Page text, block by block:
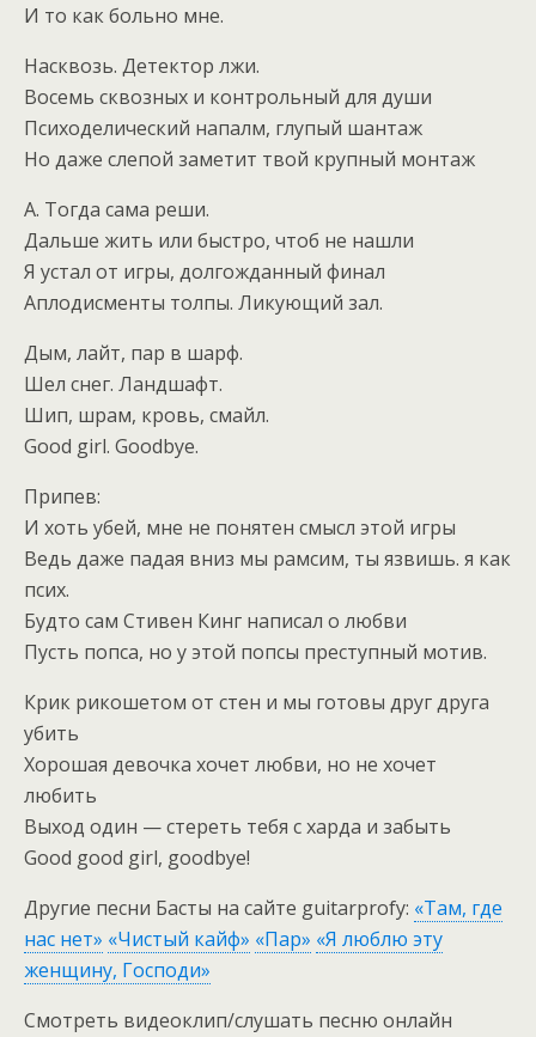
И то как больно мне.
Насквозь. Детектор лжи.
Восемь сквозных и контрольный для души
Психоделический напалм, глупый шантаж
Но даже слепой заметит твой крупный монтаж
А. Тогда сама реши.
Дальше жить или быстро, чтоб не нашли
Я устал от игры, долгожданный финал
Аплодисменты толпы. Ликующий зал.
Дым, лайт, пар в шарф.
Шел снег. Ландшафт.
Шип, шрам, кровь, смайл.
Good girl. Goodbye.
Припев:
И хоть убей, мне не понятен смысл этой игры
Ведь даже падая вниз мы рамсим, ты язвишь. я как
псих.
Будто сам Стивен Кинг написал о любви
Пусть попса, но у этой попсы преступный мотив.
Крик рикошетом от стен и мы готовы друг друга
убить
Хорошая девочка хочет любви, но не хочет
любить
Выход один — стереть тебя с харда и забыть
Good good girl, goodbye!
Другие песни Басты на сайте guitarprofy: «Там, где
нас нет» «Чистый кайф» «Пар» «Я люблю эту
женщину, Господи»
Смотреть видеоклип/слушать песню онлайн